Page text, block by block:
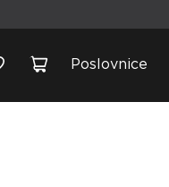
Poslovnice